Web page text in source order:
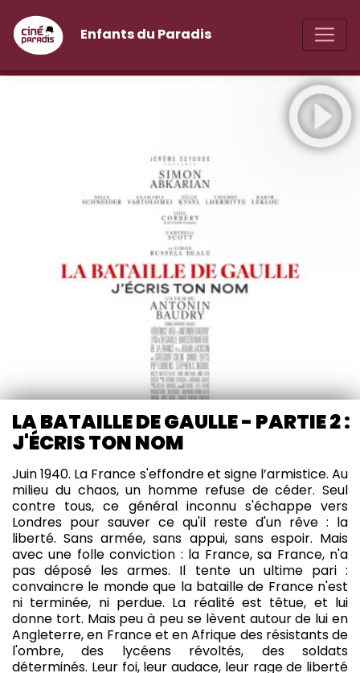
Enfants du Paradis
LA BATAILLE DE GAULLE - PARTIE 2 :
J'ÉCRIS TON NOM
Juin 1940. La France s'effondre et signe l’armistice. Au
milieu du chaos, un homme refuse de céder. Seul
contre tous, ce général inconnu s'échappe vers
Londres pour sauver ce qu'il reste d'un rêve : la
liberté. Sans armée, sans appui, sans espoir. Mais
avec une folle conviction : la France, sa France, n'a
pas déposé les armes. Il tente un ultime pari :
convaincre le monde que la bataille de France n'est
ni terminée, ni perdue. La réalité est têtue, et lui
donne tort. Mais peu à peu se lèvent autour de lui en
Angleterre, en France et en Afrique des résistants de
l'ombre, des lycéens révoltés, des soldats
déterminés. Leur foi, leur audace, leur rage de liberté